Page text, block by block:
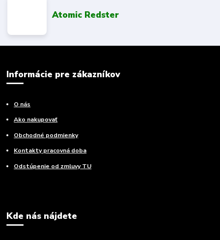
Atomic Redster
Informácie pre zákazníkov
O nás
Ako nakupovať
Obchodné podmienky
Kontakty pracovná doba
Odstúpenie od zmluvy TU
Kde nás nájdete